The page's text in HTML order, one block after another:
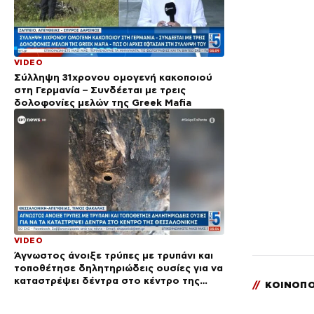
VIDEO
Σύλληψη 31χρονου ομογενή κακοποιού
στη Γερμανία – Συνδέεται με τρεις
δολοφονίες μελών της Greek Mafia
VIDEO
Άγνωστος άνοιξε τρύπες με τρυπάνι και
τοποθέτησε δηλητηριώδεις ουσίες για να
καταστρέψει δέντρα στο κέντρο της
//